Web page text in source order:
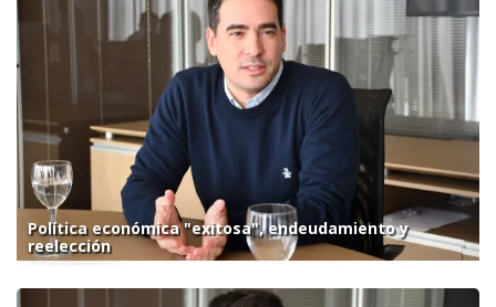
Política económica "exitosa", endeudamiento y
reelección